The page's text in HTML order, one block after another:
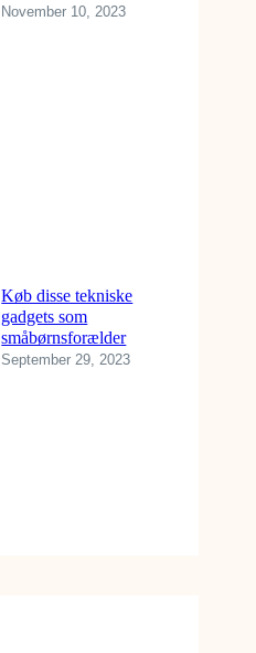
November 10, 2023
Køb disse tekniske
gadgets som
småbørnsforælder
September 29, 2023